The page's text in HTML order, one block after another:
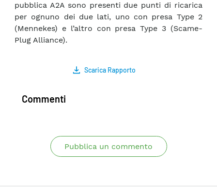
pubblica A2A sono presenti due punti di ricarica
per ognuno dei due lati, uno con presa Type 2
(Mennekes) e l’altro con presa Type 3 (Scame-
Plug Alliance).
Scarica Rapporto
Commenti
Pubblica un commento